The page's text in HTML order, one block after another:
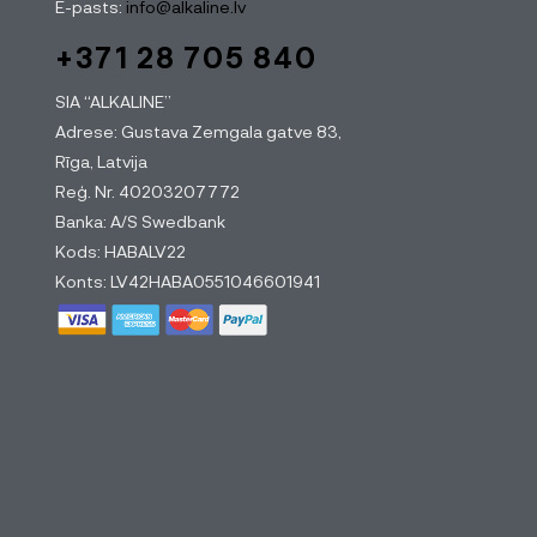
E-pasts: info@alkaline.lv
+371 28 705 840
SIA “ALKALINE”
Adrese: Gustava Zemgala gatve 83,
Rīga, Latvija
Reģ. Nr. 40203207772
Banka: A/S Swedbank
Kods: HABALV22
Konts: LV42HABA0551046601941